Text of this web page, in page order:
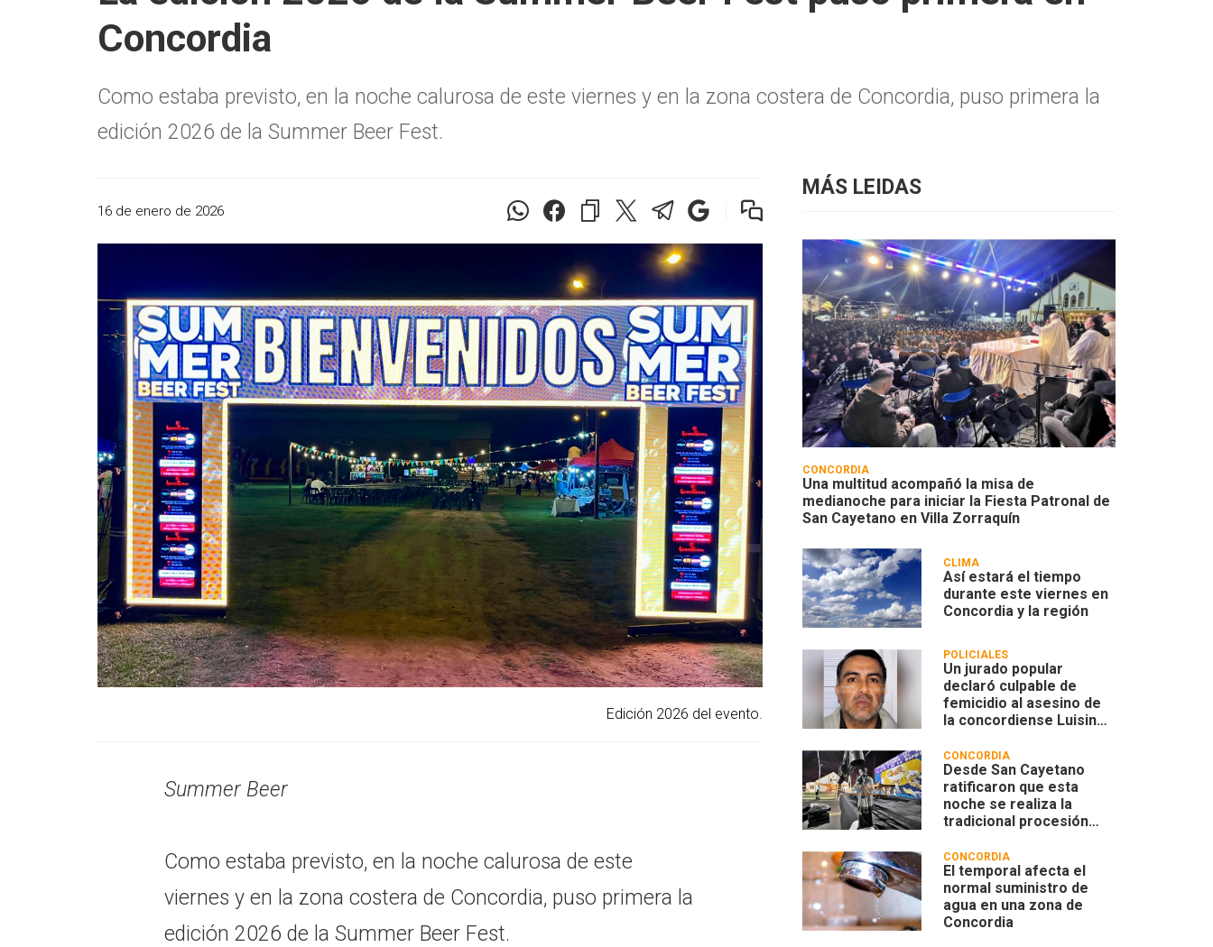
Concordia
Como estaba previsto, en la noche calurosa de este viernes y en la zona costera de Concordia, puso primera la
edición 2026 de la Summer Beer Fest.
16 de enero de 2026
Edición 2026 del evento.
Summer Beer
Como estaba previsto, en la noche calurosa de este
viernes y en la zona costera de Concordia, puso primera la
edición 2026 de la Summer Beer Fest.
MÁS LEIDAS
CONCORDIA
Una multitud acompañó la misa de
medianoche para iniciar la Fiesta Patronal de
San Cayetano en Villa Zorraquín
CLIMA
Así estará el tiempo
durante este viernes en
Concordia y la región
POLICIALES
Un jurado popular
declaró culpable de
femicidio al asesino de
la concordiense Luisina
CONCORDIA
Desde San Cayetano
ratificaron que esta
noche se realiza la
tradicional procesión
CONCORDIA
El temporal afecta el
normal suministro de
agua en una zona de
Concordia